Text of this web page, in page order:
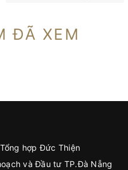
ĐÃ XEM
hợp Đức Thiện
và Đầu tư TP.Đà Nẵng